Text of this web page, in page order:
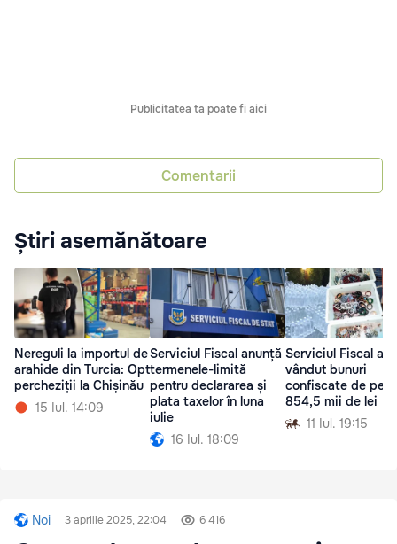
Publicitatea ta poate fi aici
Comentarii
Știri asemănătoare
Nereguli la importul de
arahide din Turcia: Opt
percheziții la Chișinău
15 Iul. 14:09
Serviciul Fiscal anunță
termenele-limită
pentru declararea și
plata taxelor în luna
iulie
16 Iul. 18:09
Serviciul Fiscal a
vândut bunuri
confiscate de
854,5 mii de lei
11 Iul. 19:15
Noi 3 aprilie 2025, 22:04 6 416